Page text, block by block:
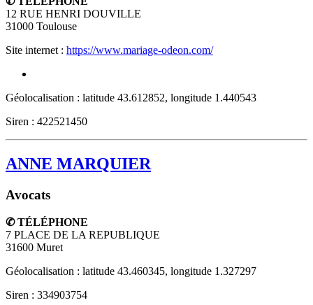
12 RUE HENRI DOUVILLE
31000 Toulouse
Site internet : https://www.mariage-odeon.com/
Géolocalisation : latitude 43.612852, longitude 1.440543
Siren : 422521450
ANNE MARQUIER
Avocats
✆ TÉLÉPHONE
7 PLACE DE LA REPUBLIQUE
31600 Muret
Géolocalisation : latitude 43.460345, longitude 1.327297
Siren : 334903754